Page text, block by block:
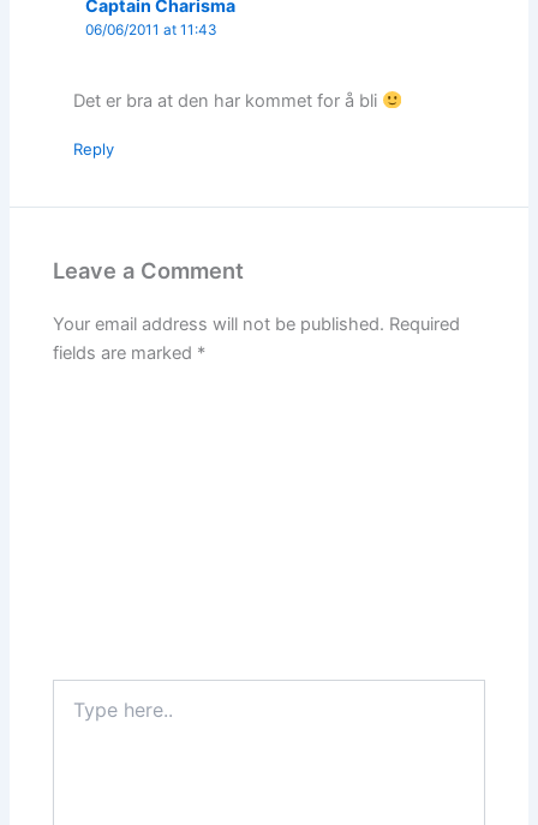
Captain Charisma
06/06/2011 at 11:43
Det er bra at den har kommet for å bli
Reply
Leave a Comment
Your email address will not be published. Required
fields are marked *
here..